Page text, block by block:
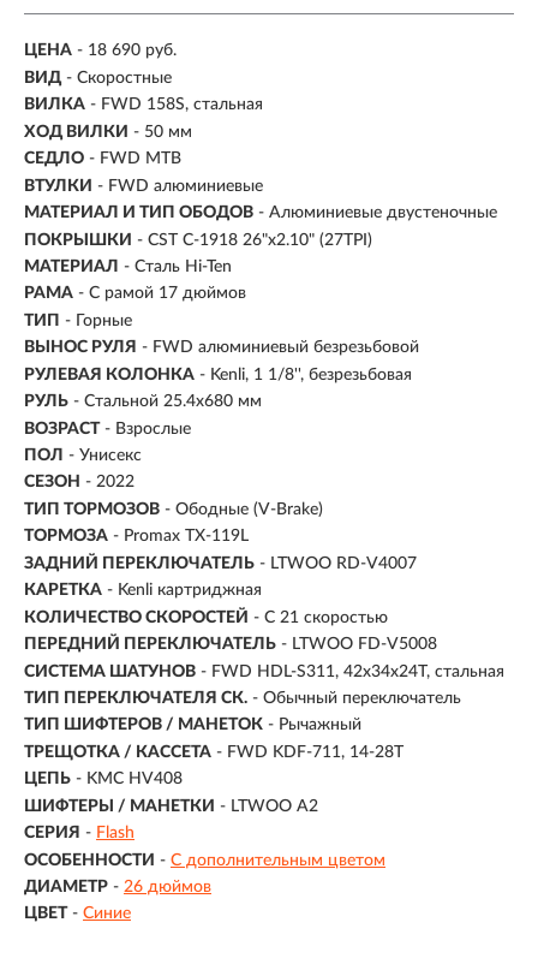
ЦЕНА - 18 690 руб.
ВИД - Скоростные
ВИЛКА - FWD 158S, стальная
ХОД ВИЛКИ - 50 мм
СЕДЛО - FWD MTB
ВТУЛКИ - FWD алюминиевые
МАТЕРИАЛ И ТИП ОБОДОВ - Алюминиевые двустеночные
ПОКРЫШКИ - CST C-1918 26"x2.10" (27TPI)
МАТЕРИАЛ - Сталь Hi-Ten
РАМА - С рамой 17 дюймов
ТИП - Горные
ВЫНОС РУЛЯ - FWD алюминиевый безрезьбовой
РУЛЕВАЯ КОЛОНКА - Kenli, 1 1/8'', безрезьбовая
РУЛЬ - Стальной 25.4х680 мм
ВОЗРАСТ - Взрослые
ПОЛ - Унисекс
СЕЗОН - 2022
ТИП ТОРМОЗОВ - Ободные (V-Brake)
ТОРМОЗА - Promax TX-119L
ЗАДНИЙ ПЕРЕКЛЮЧАТЕЛЬ - LTWOO RD-V4007
КАРЕТКА - Kenli картриджная
КОЛИЧЕСТВО СКОРОСТЕЙ - С 21 скоростью
ПЕРЕДНИЙ ПЕРЕКЛЮЧАТЕЛЬ - LTWOO FD-V5008
СИСТЕМА ШАТУНОВ - FWD HDL-S311, 42x34x24T, стальная
ТИП ПЕРЕКЛЮЧАТЕЛЯ СК. - Обычный переключатель
ТИП ШИФТЕРОВ / МАНЕТОК - Рычажный
ТРЕЩОТКА / КАССЕТА - FWD KDF-711, 14-28T
ЦЕПЬ - KMC HV408
ШИФТЕРЫ / МАНЕТКИ - LTWOO A2
СЕРИЯ - Flash
ОСОБЕННОСТИ - С дополнительным цветом
ДИАМЕТР - 26 дюймов
ЦВЕТ - Синие